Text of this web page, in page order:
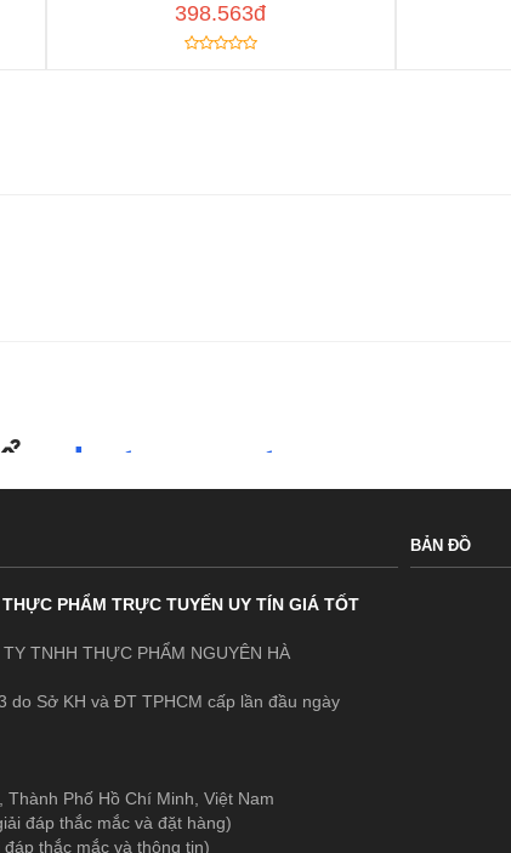
398.563đ
PHẨM TRỰC TUYẾN UY TÍN GIÁ TỐT
TNHH THỰC PHẨM NGUYÊN HÀ
do Sở KH và ĐT TPHCM cấp lần đầu ngày
Phố Hồ Chí Minh, Việt Nam
đáp thắc mắc và đặt hàng)
đáp thắc mắc và thông tin)
BẢN ĐỒ